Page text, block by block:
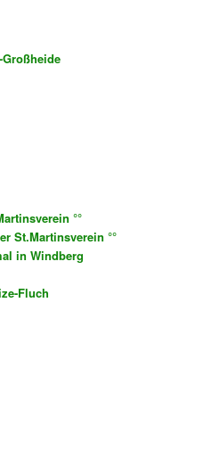
°°
St.Martinsverein °°
in Windberg
Fluch